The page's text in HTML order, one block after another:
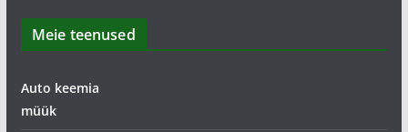
Meie teenused
Auto keemia
müük